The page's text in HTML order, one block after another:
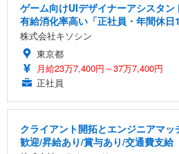
ゲーム向けUIデザイナーアシスタ
有給消化率高い「正社員・年間休
株式会社キソシン
東京都
月給23万7,400円～37万7,400円
正社員
クライアント開拓とエンジニアマ
歓迎/昇給あり/賞与あり/交通費支給